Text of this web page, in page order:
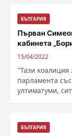
БЪЛГАРИЯ
Първан
кабинета
15/04/2022
"Тази
парламента
ултиматуми,
БЪЛГАРИЯ